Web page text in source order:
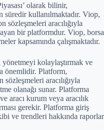
olarak bilinir,
kullanılmaktadır. Viop,
sözleşmeleri aracılığıyla
bir platformdur. Viop, borsa
kapsamında çalışmaktadır.
kolaylaştırmak ve
önemlidir. Platform,
aracılığıyla
olanağı sunar. Platforma
aracı kurum veya aracılık
gerekir. Platforma giriş
ve trendleri hakkında raporlar